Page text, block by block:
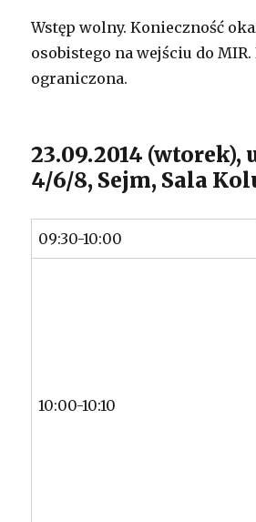
Wstęp wolny. Konieczność
osobistego na wejściu do
ograniczona.
23.09.2014 (wtorek),
4/6/8, Sejm, Sala
09:30-10:00
10:00-10:10